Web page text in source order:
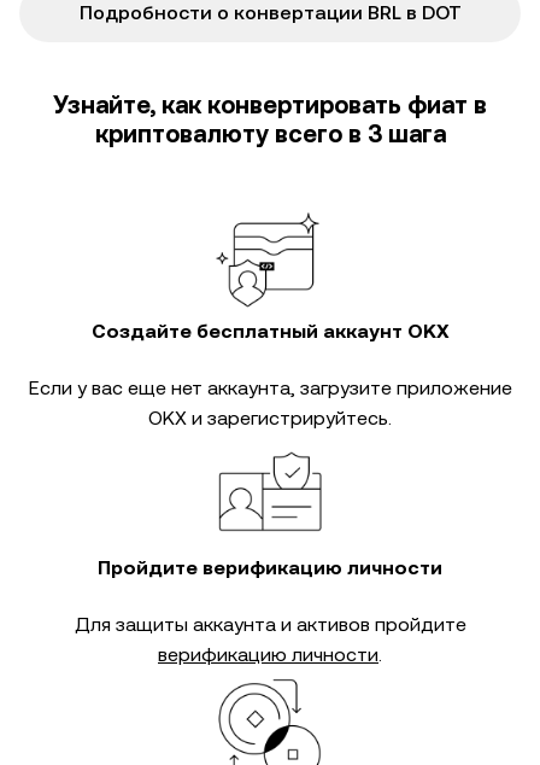
Подробности о конвертации BRL в DOT
Узнайте, как конвертировать фиат в
криптовалюту всего в 3 шага
Создайте бесплатный аккаунт OKX
Если у вас еще нет аккаунта, загрузите приложение
OKX и зарегистрируйтесь.
Пройдите верификацию личности
Для защиты аккаунта и активов пройдите
верификацию личности.